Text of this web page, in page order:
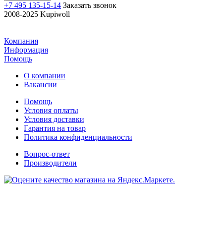
+7 495 135-15-14 Заказать звонок
2008-2025 Kupiwoll
Компания
Информация
Помощь
О компании
Вакансии
Помощь
Условия оплаты
Условия доставки
Гарантия на товар
Политика конфиденциальности
Вопрос-ответ
Производители